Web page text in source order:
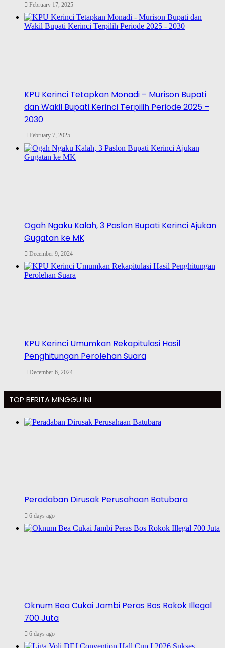
February 17, 2025
KPU Kerinci Tetapkan Monadi – Murison Bupati
dan Wakil Bupati Kerinci Terpilih Periode 2025 –
2030
February 7, 2025
Ogah Ngaku Kalah, 3 Paslon Bupati Kerinci Ajukan
Gugatan ke MK
December 9, 2024
KPU Kerinci Umumkan Rekapitulasi Hasil
Penghitungan Perolehan Suara
December 6, 2024
TOP BERITA MINGGU INI
Peradaban Dirusak Perusahaan Batubara
6 days ago
Oknum Bea Cukai Jambi Peras Bos Rokok Illegal
700 Juta
6 days ago